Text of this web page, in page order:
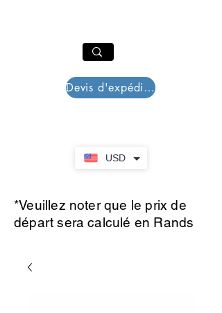
USD
Devis d'expédition
*Veuillez noter que le prix de
départ sera calculé en Rands